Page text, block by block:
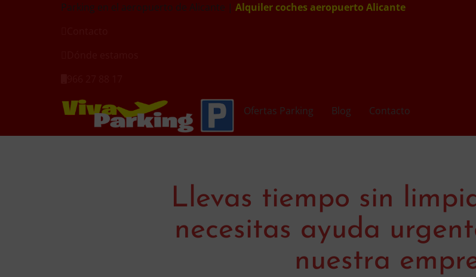
Parking en el aeropuerto de Alicante | Alquiler coches aeropuerto Alicante
Ofertas Parking Blog Contacto
Llevas tiempo sin
necesitas ayuda
nuestra